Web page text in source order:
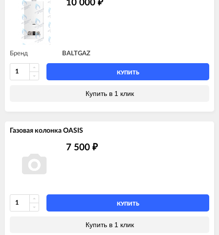
10 000 ₽
Бренд BALTGAZ
КУПИТЬ
Купить в 1 клик
Газовая колонка OASIS
7 500 ₽
КУПИТЬ
Купить в 1 клик